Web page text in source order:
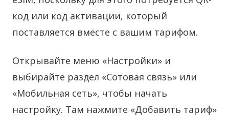
код или код активации, который
поставляется вместе с вашим тарифом.
Открывайте меню «Настройки» и
выбирайте раздел «Сотовая связь» или
«Мобильная сеть», чтобы начать
настройку. Там нажмите «Добавить тариф»